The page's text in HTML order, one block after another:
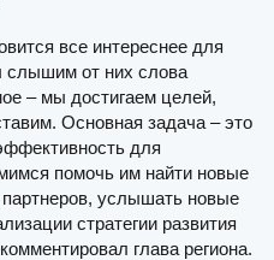
все интереснее для
слышим от них слова
– мы достигаем целей,
Основная задача – это
для
помочь им найти новые
услышать новые
стратегии развития
глава региона.